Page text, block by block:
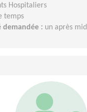
Hospitaliers
temps
demandée : un après